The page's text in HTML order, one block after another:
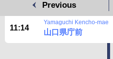
Previous
11:14
Yamaguchi Kencho-mae
山口県庁前